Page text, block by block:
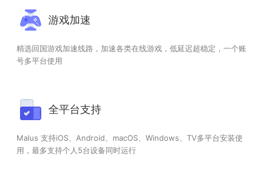
游戏加速
精选回国游戏加速线路，加速各类在线游戏，低延迟超稳定，一个账
号多平台使用
全平台支持
Malus 支持iOS、Android、macOS、Windows、TV多平台安装使
用，最多支持个人5台设备同时运行